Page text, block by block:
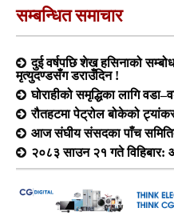
सम्बन्धित समाचार
दुई वर्षपछि शेख हसिनाको
मृत्युदण्डसँग डराउँदिन !
घोराहीको समृद्धिका लागि
रौतहटमा पेट्रोल बोकेको
आज संघीय संसदका पाँच
२०८३ साउन २१ गते